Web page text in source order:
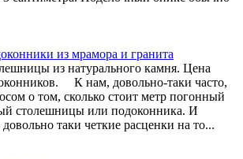
из мрамора и гранита
из натурального камня. Цена
К нам, довольно-таки часто,
о том, сколько стоит метр погонный
столешницы или подоконника. И
довольно таки четкие расценки на то...